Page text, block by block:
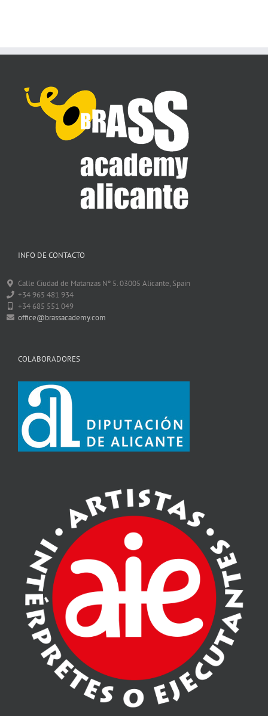
INFO DE CONTACTO
Calle Ciudad de Matanzas Nº 5. 03005 Alicante, Spain
+34 965 481 934
+34 685 551 049
office@brassacademy.com
COLABORADORES